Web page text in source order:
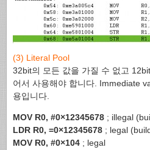
(3) Literal Pool
32bit의 모든 값을 가질 수 없고
어서 사용해야 합니다. Immediate
용입니다.
MOV R0, #0×12345678 ; illegal
LDR R0, =0×12345678 ; legal
MOV R0, #0×104 ; legal